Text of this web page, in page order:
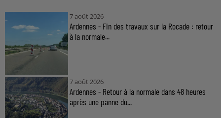
7 août 2026
Ardennes - Fin des travaux sur la Rocade : retour
à la normale...
7 août 2026
Ardennes - Retour à la normale dans 48 heures
après une panne du...